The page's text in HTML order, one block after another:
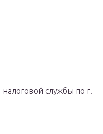
службы по г.